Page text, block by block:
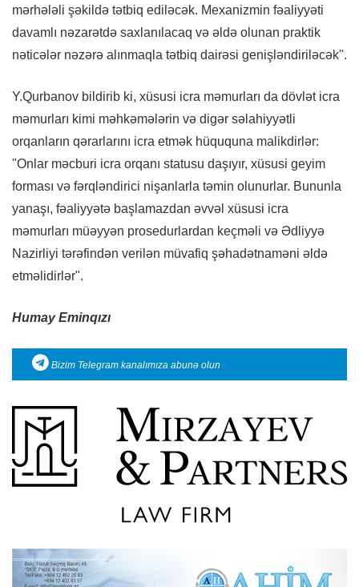
mərhələli şəkildə tətbiq ediləcək. Mexanizmin fəaliyyəti
davamlı nəzarətdə saxlanılacaq və əldə olunan praktik
nəticələr nəzərə alınmaqla tətbiq dairəsi genişləndiriləcək".
Y.Qurbanov bildirib ki, xüsusi icra məmurları da dövlət icra
məmurları kimi məhkəmələrin və digər səlahiyyətli
orqanların qərarlarını icra etmək hüququna malikdirlər:
"Onlar məcburi icra orqanı statusu daşıyır, xüsusi geyim
forması və fərqləndirici nişanlarla təmin olunurlar. Bununla
yanaşı, fəaliyyətə başlamazdan əvvəl xüsusi icra
məmurları müəyyən prosedurlardan keçməli və Ədliyyə
Nazirliyi tərəfindən verilən müvafiq şəhadətnaməni əldə
etməlidirlər".
Humay Eminqızı
Bizim Telegram kanalımıza abunə olun